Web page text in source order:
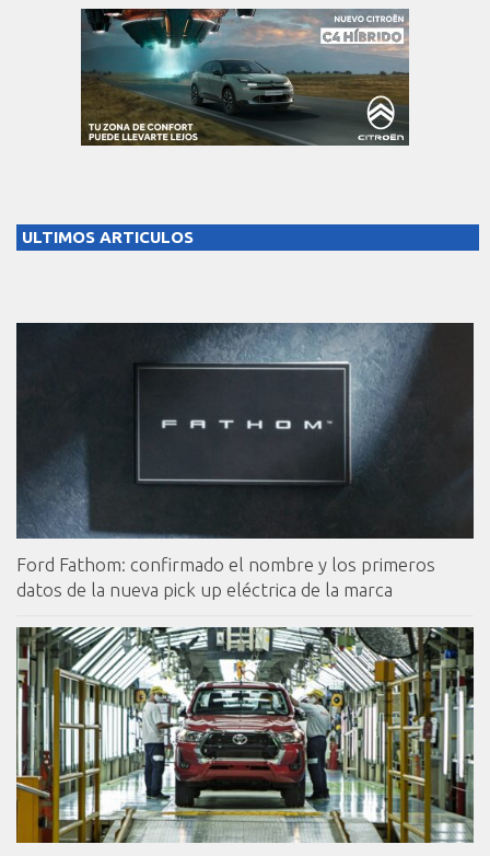
ULTIMOS ARTICULOS
Ford Fathom: confirmado el nombre y los primeros
datos de la nueva pick up eléctrica de la marca